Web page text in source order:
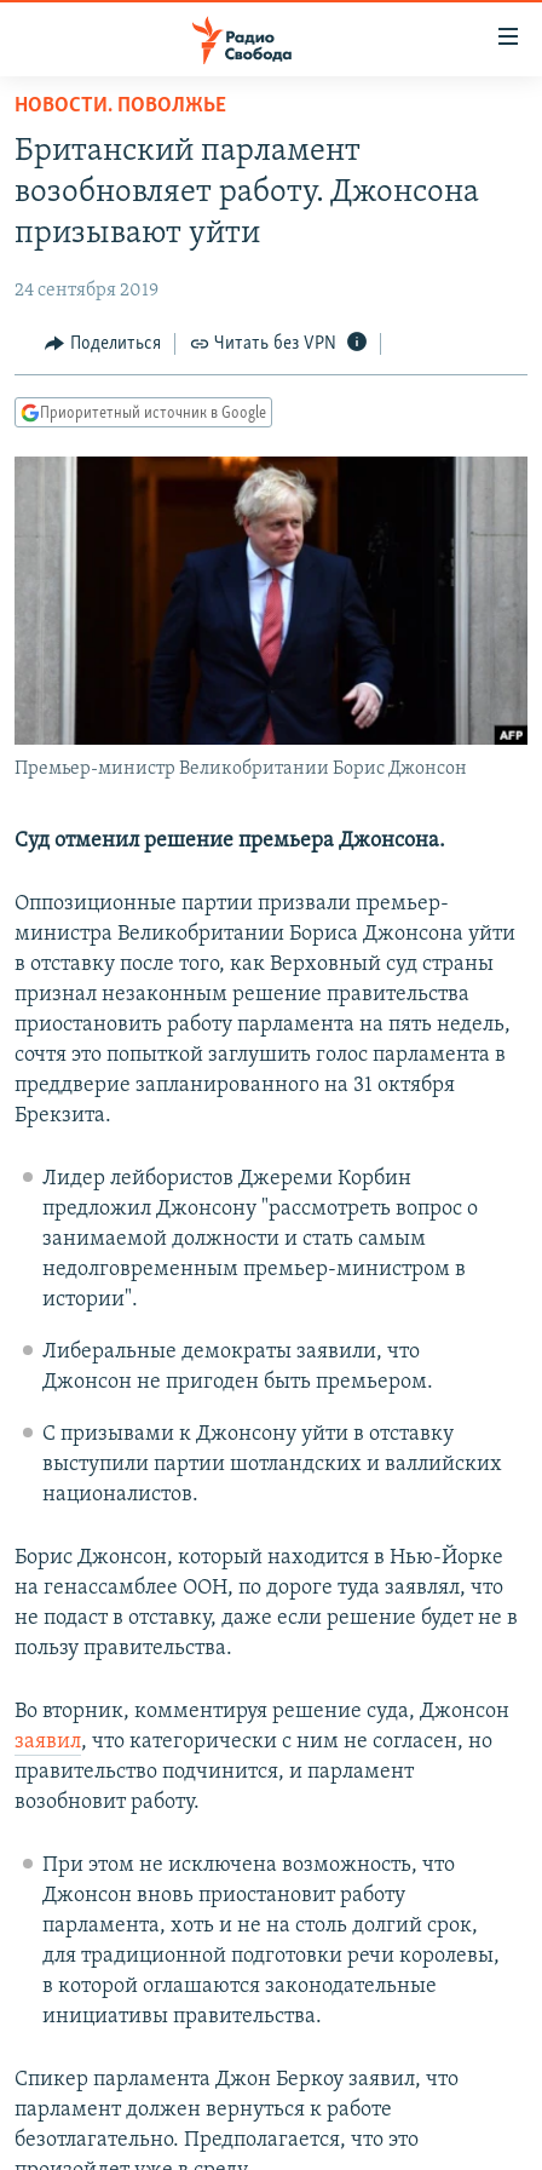
упрощенного
доступа
Вернуться
основному
Вернутся
Вернутся
ПОДКАСТЫ
АВТОРСКИЕ ПРОЕКТЫ
МНЕНИЯ
КУЛЬТУРА
КАВКАЗ.РЕАЛИИ
СЕВЕР.РЕАЛИИ
РАСПИСАНИЕ ВЕЩАНИЯ
ПОДПИШИТЕСЬ НА РАССЫЛКУ
Все сайты РСЕ/РС
НОВОСТИ. ПОВОЛЖЬЕ
Британский парламент
возобновляет работу. Джонсона
призывают уйти
24 сентября 2019
Поделиться Читать без VPN
Приоритетный источник в Google
Премьер-министр Великобритании Борис Джонсон
Суд отменил решение премьера Джонсона.
Оппозиционные партии призвали премьер-
министра Великобритании Бориса Джонсона уйти
в отставку после того, как Верховный суд страны
признал незаконным решение правительства
приостановить работу парламента на пять недель,
сочтя это попыткой заглушить голос парламента в
преддверие запланированного на 31 октября
Брекзита.
Лидер лейбористов Джереми Корбин
предложил Джонсону "рассмотреть вопрос о
занимаемой должности и стать самым
недолговременным премьер-министром в
истории".
Либеральные демократы заявили, что
Джонсон не пригоден быть премьером.
С призывами к Джонсону уйти в отставку
выступили партии шотландских и валлийских
националистов.
Борис Джонсон, который находится в Нью-Йорке
на генассамблее ООН, по дороге туда заявлял, что
не подаст в отставку, даже если решение будет не в
пользу правительства.
Во вторник, комментируя решение суда, Джонсон
заявил, что категорически с ним не согласен, но
правительство подчинится, и парламент
возобновит работу.
При этом не исключена возможность, что
Джонсон вновь приостановит работу
парламента, хоть и не на столь долгий срок,
для традиционной подготовки речи королевы,
в которой оглашаются законодательные
инициативы правительства.
Спикер парламента Джон Беркоу заявил, что
парламент должен вернуться к работе
безотлагательно. Предполагается, что это